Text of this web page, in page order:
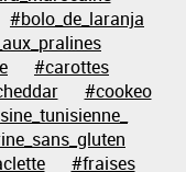
#bolo_de_laranja
#carottes
#cookeo
#fraises